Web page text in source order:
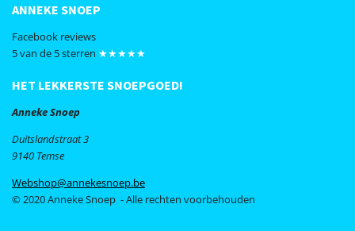
ANNEKE SNOEP
Facebook reviews
5 van de 5 sterren ★★★★★
HET LEKKERSTE SNOEPGOED!
Anneke Snoep
Duitslandstraat 3
9140 Temse
Webshop@annekesnoep.be
© 2020 Anneke Snoep - Alle rechten voorbehouden